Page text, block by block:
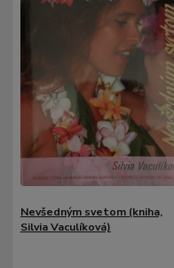
Nevšedným svetom (kniha,
Silvia Vaculíková)